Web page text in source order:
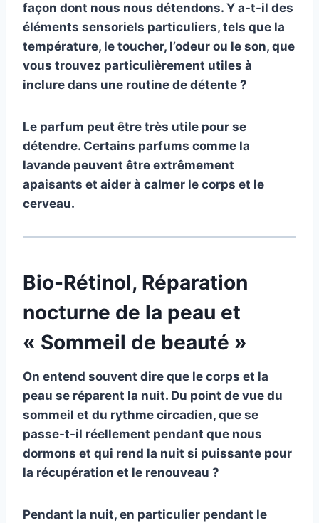
façon dont nous nous détendons. Y a-t-il des
éléments sensoriels particuliers, tels que la
température, le toucher, l’odeur ou le son, que
vous trouvez particulièrement utiles à
inclure dans une routine de détente ?
Le parfum peut être très utile pour se
détendre. Certains parfums comme la
lavande peuvent être extrêmement
apaisants et aider à calmer le corps et le
cerveau.
Bio-Rétinol, Réparation
nocturne de la peau et
« Sommeil de beauté »
On entend souvent dire que le corps et la
peau se réparent la nuit. Du point de vue du
sommeil et du rythme circadien, que se
passe-t-il réellement pendant que nous
dormons et qui rend la nuit si puissante pour
la récupération et le renouveau ?
Pendant la nuit, en particulier pendant le